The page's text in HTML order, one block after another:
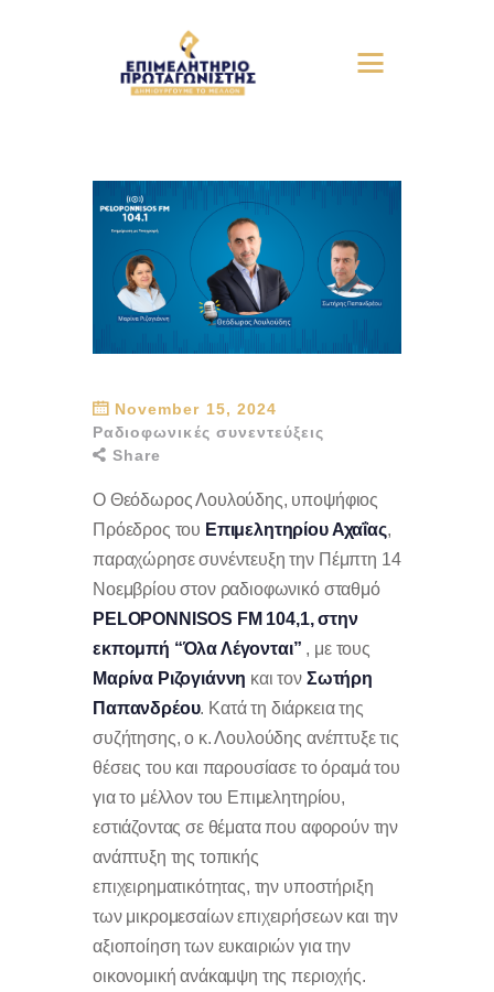
November 15, 2024
Ραδιοφωνικές συνεντεύξεις
Share
Ο Θεόδωρος Λουλούδης, υποψήφιος
Πρόεδρος του Επιμελητηρίου Αχαΐας,
παραχώρησε συνέντευξη την Πέμπτη 14
Νοεμβρίου στον ραδιοφωνικό σταθμό
PELOPONNISOS FM 104,1, στην
εκπομπή “Όλα Λέγονται” , με τους
Μαρίνα Ριζογιάννη και τον Σωτήρη
Παπανδρέου. Κατά τη διάρκεια της
συζήτησης, ο κ. Λουλούδης ανέπτυξε τις
θέσεις του και παρουσίασε το όραμά του
για το μέλλον του Επιμελητηρίου,
εστιάζοντας σε θέματα που αφορούν την
ανάπτυξη της τοπικής
επιχειρηματικότητας, την υποστήριξη
των μικρομεσαίων επιχειρήσεων και την
αξιοποίηση των ευκαιριών για την
οικονομική ανάκαμψη της περιοχής.